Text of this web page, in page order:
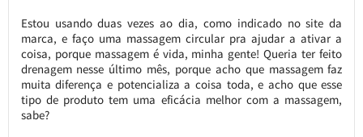
Estou usando duas vezes ao dia, como indicado no site da
marca, e faço uma massagem circular pra ajudar a ativar a
coisa, porque massagem é vida, minha gente! Queria ter feito
drenagem nesse último mês, porque acho que massagem faz
muita diferença e potencializa a coisa toda, e acho que esse
tipo de produto tem uma eficácia melhor com a massagem,
sabe?